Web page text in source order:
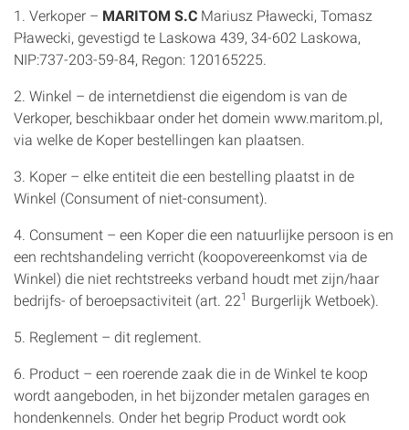
1. Verkoper – MARITOM S.C Mariusz Pławecki, Tomasz
Pławecki, gevestigd te Laskowa 439, 34-602 Laskowa,
NIP:737-203-59-84, Regon: 120165225.
2. Winkel – de internetdienst die eigendom is van de
Verkoper, beschikbaar onder het domein www.maritom.pl,
via welke de Koper bestellingen kan plaatsen.
3. Koper – elke entiteit die een bestelling plaatst in de
Winkel (Consument of niet-consument).
4. Consument – een Koper die een natuurlijke persoon is en
een rechtshandeling verricht (koopovereenkomst via de
Winkel) die niet rechtstreeks verband houdt met zijn/haar
bedrijfs- of beroepsactiviteit (art. 221 Burgerlijk Wetboek).
5. Reglement – dit reglement.
6. Product – een roerende zaak die in de Winkel te koop
wordt aangeboden, in het bijzonder metalen garages en
hondenkennels. Onder het begrip Product wordt ook